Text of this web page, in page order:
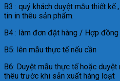
B3 : quý khách duyệt mẫu thiết kế
tin in thêu sản phẩm.
B4 : làm đơn đặt hàng / Hợp đồng
B5: lên mẫu thực tế nếu cần
B6: Duyệt mẫu thực tế hoặc
thêu trước khi sản xuất hàng loạt